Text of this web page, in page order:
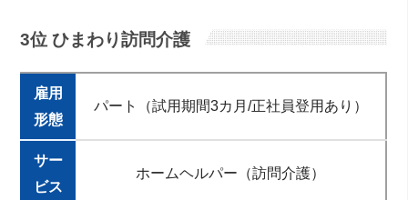
3位 ひまわり訪問介護
雇用
形態
パート（試用期間3カ月/正社員登用あり）
サー
ビス
ホームヘルパー（訪問介護）